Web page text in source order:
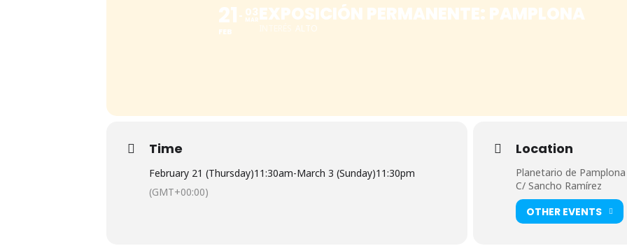
21
FEB
03
MAREXPOSICIÓN PERMANENTE: PAMPLONA
ALTO
Time
February 21 (Thursday)11:30am-March 3 (Sunday)11:30pm
(GMT+00:00)
Location
Planetario de Pamplona
C/ Sancho Ramírez
OTHER EVENTS